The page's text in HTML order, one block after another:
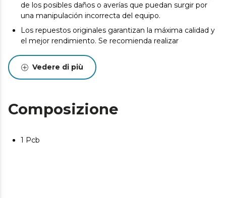
de los posibles daños o averías que puedan surgir por
una manipulación incorrecta del equipo.
Los repuestos originales garantizan la máxima calidad y
el mejor rendimiento. Se recomienda realizar
Vedere di più
Composizione
1 Pcb